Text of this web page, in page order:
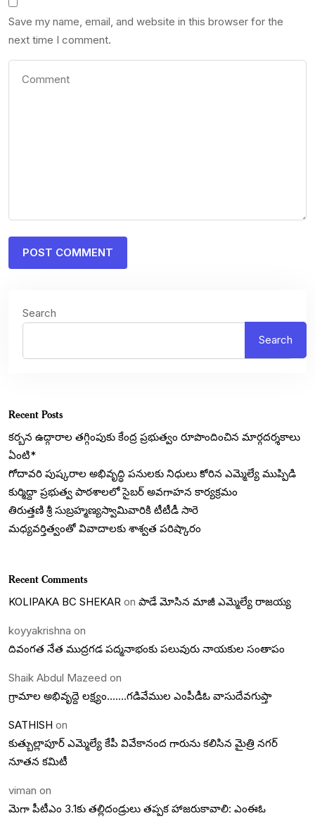
Save my name, email, and website in this browser for the
next time I comment.
Search
Search
Recent Posts
కర్బన ఉద్గారాల తగ్గింపుకు కేంద్ర ప్రభుత్వం రూపొందించిన మార్గదర్శకాలు
ఏంటి*
గోదావరి పుష్కరాల అభివృద్ధి పనులకు నిధులు కోరిన ఎమ్మెల్యే ముప్పిడి
కుర్మిద్దా ప్రభుత్వ పాఠశాలలో సైబర్ అవగాహన కార్యక్రమం
తిరుత్తణి శ్రీ సుబ్రహ్మణ్యస్వామివారికి టీటీడీ సారె
మధ్యవర్తిత్వంతో వివాదాలకు శాశ్వత పరిష్కారం
Recent Comments
KOLIPAKA BC SHEKAR on పాడే మోసిన మాజీ ఎమ్మెల్యే రాజయ్య
koyyakrishna on
దివంగత నేత ముద్రగడ పద్మనాభంకు పలువురు నాయకుల సంతాపం
Shaik Abdul Mazeed on
గ్రామాల అభివృద్దె లక్ష్యం…….గడివేముల ఎంపీడీఓ వాసుదేవగుప్తా
SATHISH on
కుత్బుల్లాపూర్ ఎమ్మెల్యే కేపీ వివేకానంద గారును కలిసిన మైత్రి నగర్
నూతన కమిటీ
viman on
మెగా పీటీఎం 3.1కు తల్లిదండ్రులు తప్పక హాజరుకావాలి: ఎంఈఓ